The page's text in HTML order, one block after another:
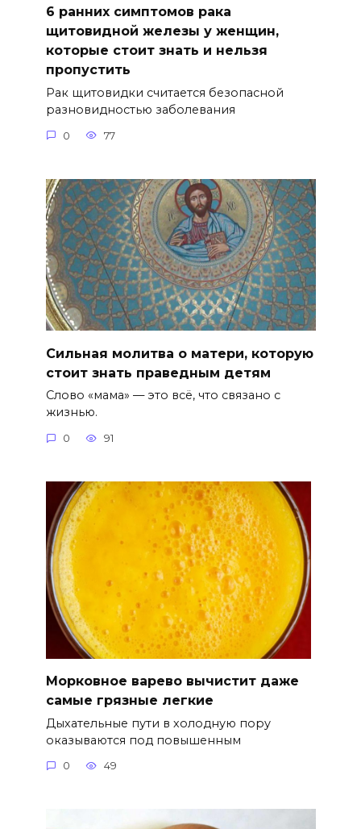
6 ранних симптомов рака
щитовидной железы у женщин,
которые стоит знать и нельзя
пропустить
Рак щитовидки считается безопасной
разновидностью заболевания
0 77
Сильная молитва о матери, которую
стоит знать праведным детям
Слово «мама» — это всё, что связано с
жизнью.
0 91
Морковное варево вычистит даже
самые грязные легкие
Дыхательные пути в холодную пору
оказываются под повышенным
0 49